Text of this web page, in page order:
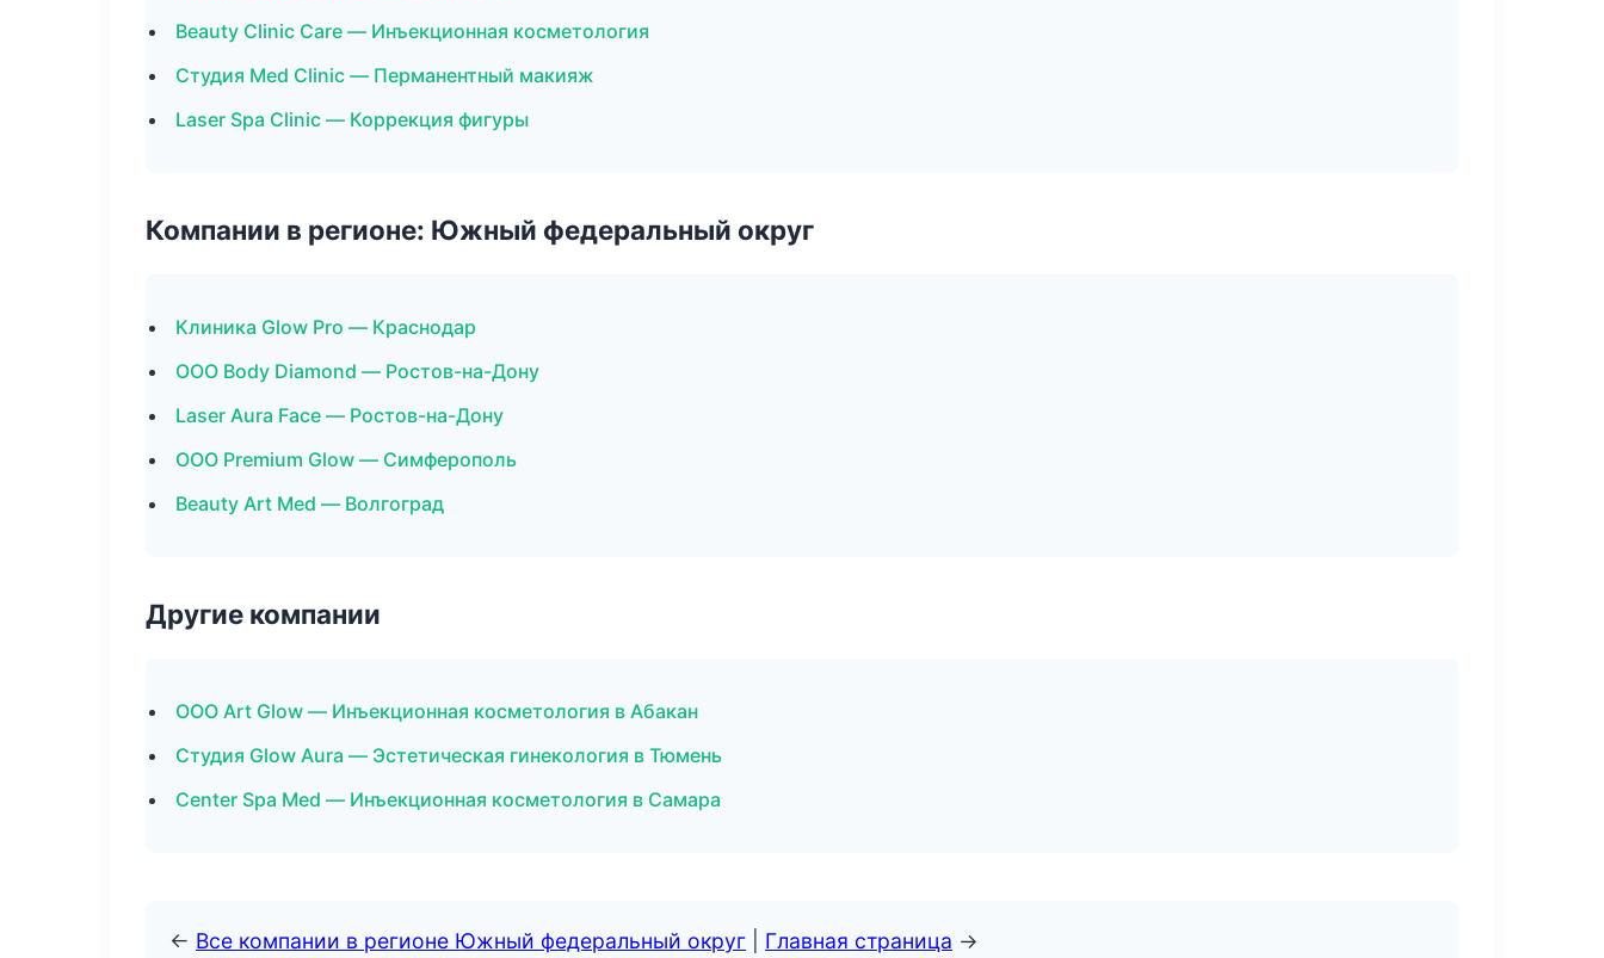
Beauty Clinic Care — Инъекционная косметология
Студия Med Clinic — Перманентный макияж
Laser Spa Clinic — Коррекция фигуры
Компании в регионе: Южный федеральный округ
Клиника Glow Pro — Краснодар
ООО Body Diamond — Ростов-на-Дону
Laser Aura Face — Ростов-на-Дону
ООО Premium Glow — Симферополь
Beauty Art Med — Волгоград
Другие компании
ООО Art Glow — Инъекционная косметология в Абакан
Студия Glow Aura — Эстетическая гинекология в Тюмень
Center Spa Med — Инъекционная косметология в Самара
← Все компании в регионе Южный федеральный округ Главная страница →